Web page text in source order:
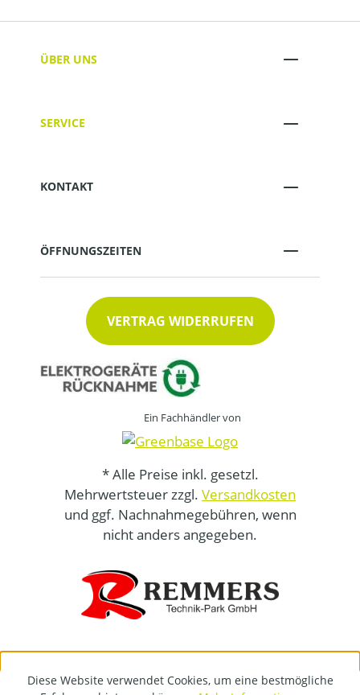
ÜBER UNS
SERVICE
KONTAKT
ÖFFNUNGSZEITEN
VERTRAG WIDERRUFEN
Ein Fachhändler von
* Alle Preise inkl. gesetzl.
Mehrwertsteuer zzgl. Versandkosten
und ggf. Nachnahmegebühren, wenn
nicht anders angegeben.
Diese Website verwendet Cookies, um eine bestmögliche